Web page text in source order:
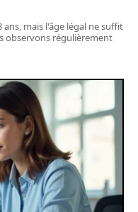
ans, mais l'âge légal ne suffit
observons régulièrement